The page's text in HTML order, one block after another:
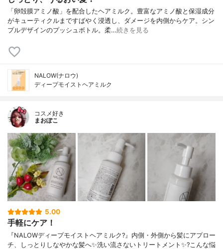
「卵殻膜アミノ酸」を配合したヘアミルク。豊富なアミノ酸と保湿成分
がキューティクルまですばやく浸透し、ダメージを内側からケア。シン
プルデザインのプッシュボトル。柔…続きを見る
NALOW(ナロウ)
ディープモイストヘアミルク
コスメ好き
まおぽこ
5.00
手軽にケア！
『NALOWディープモイストヘアミルク?』内側・外側から髪にアプロー
チ、しっとりしなやかな髪へ✨洗い流さないトリートメント✨?こんな悩